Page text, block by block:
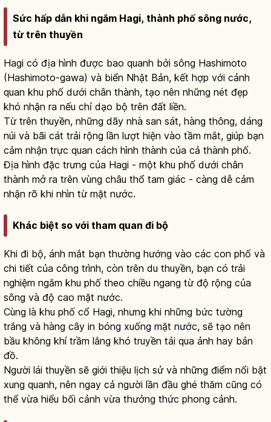
Sức hấp dẫn khi ngắm Hagi, thành phố sông nước,
từ trên thuyền
Hagi có địa hình được bao quanh bởi sông Hashimoto
(Hashimoto-gawa) và biển Nhật Bản, kết hợp với cảnh
quan khu phố dưới chân thành, tạo nên những nét đẹp
khó nhận ra nếu chỉ dạo bộ trên đất liền.
Từ trên thuyền, những dãy nhà san sát, hàng thông, dáng
núi và bãi cát trải rộng lần lượt hiện vào tầm mắt, giúp bạn
cảm nhận trực quan cách hình thành của cả thành phố.
Địa hình đặc trưng của Hagi - một khu phố dưới chân
thành mở ra trên vùng châu thổ tam giác - càng dễ cảm
nhận rõ khi nhìn từ mặt nước.
Khác biệt so với tham quan đi bộ
Khi đi bộ, ánh mắt bạn thường hướng vào các con phố và
chi tiết của công trình, còn trên du thuyền, bạn có trải
nghiệm ngắm khu phố theo chiều ngang từ độ rộng của
sông và độ cao mặt nước.
Cùng là khu phố cổ Hagi, nhưng khi những bức tường
trắng và hàng cây in bóng xuống mặt nước, sẽ tạo nên
bầu không khí trầm lắng khó truyền tải qua ảnh hay bản
đồ.
Người lái thuyền sẽ giới thiệu lịch sử và những điểm nổi bật
xung quanh, nên ngay cả người lần đầu ghé thăm cũng có
thể vừa hiểu bối cảnh vừa thưởng thức phong cảnh.